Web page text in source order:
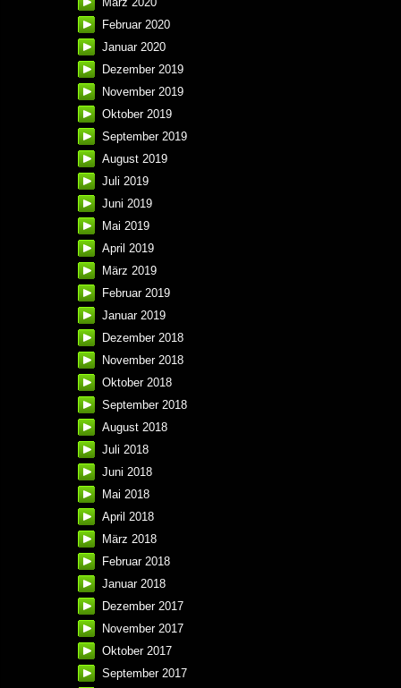
Februar 2020
Januar 2020
Dezember 2019
November 2019
Oktober 2019
September 2019
August 2019
Juli 2019
Juni 2019
Mai 2019
April 2019
März 2019
Februar 2019
Januar 2019
Dezember 2018
November 2018
Oktober 2018
September 2018
August 2018
Juli 2018
Juni 2018
Mai 2018
April 2018
März 2018
Februar 2018
Januar 2018
Dezember 2017
November 2017
Oktober 2017
September 2017